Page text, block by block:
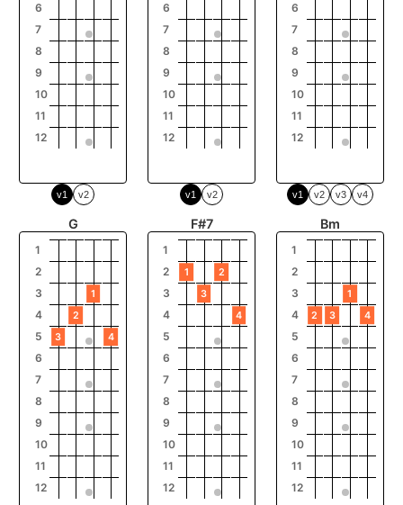
6
7
8
9
10
11
12
v1 v2
6
7
8
9
10
11
12
v1 v2
6
7
8
9
10
11
12
v1 v2 v3 v4
G
1
2
3
4
5
6
7
8
9
10
11
12
3
2
1
4
F#7
1
2
3
4
5
6
7
8
9
10
11
12
1
3
2
4
Bm
1
2
3
4
5
6
7
8
9
10
11
12
2 3
1
4